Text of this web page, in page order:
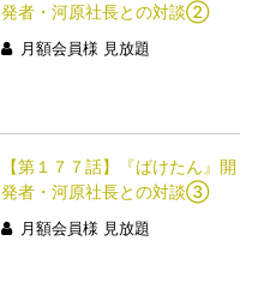
発者・河原社長との対談②
月額会員様 見放題
【第１７７話】『ばけたん』開
発者・河原社長との対談③
月額会員様 見放題